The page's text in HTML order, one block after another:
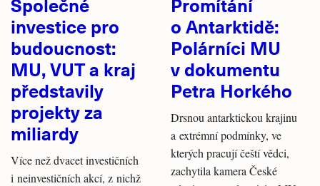
investice pro
budoucnost:
MU, VUT a kraj
představily
projekty za
miliardy
Více než dvacet investičních
i neinvestičních akcí, z nichž
o Antarktidě:
Polárníci MU
v dokumentu
Petra Horkého
Drsnou antarktickou krajinu
a extrémní podmínky, ve
kterých pracují čeští vědci,
zachytila kamera České